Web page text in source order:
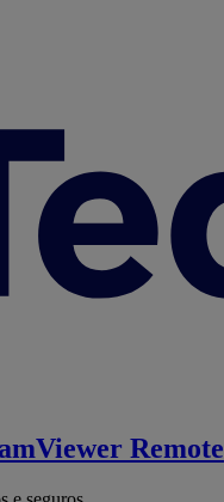
Remote